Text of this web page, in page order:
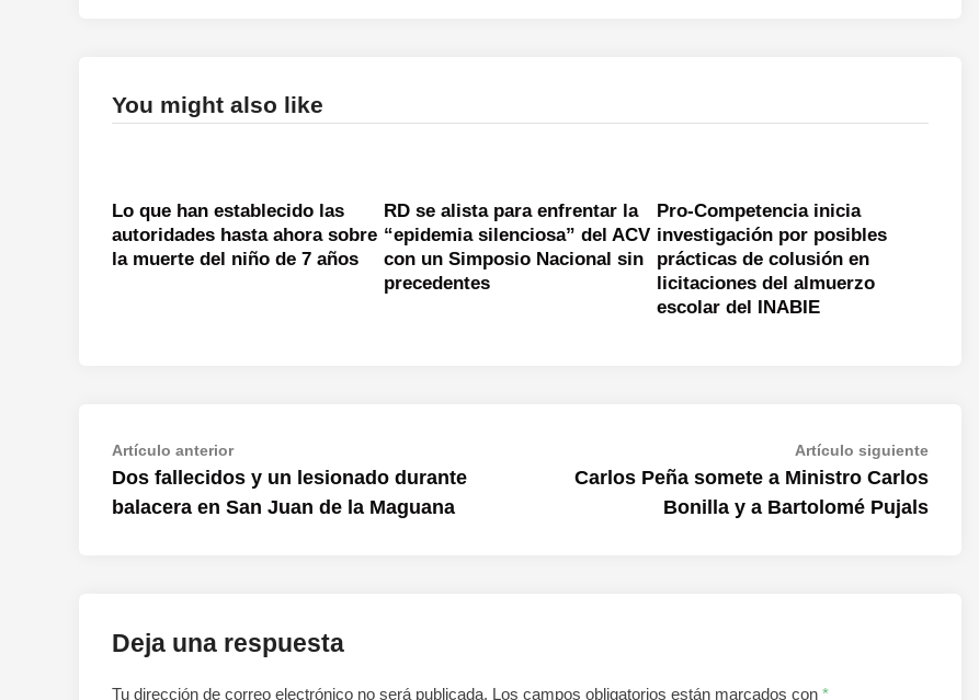
You might also like
Lo que han establecido las
autoridades hasta ahora sobre
la muerte del niño de 7 años
RD se alista para enfrentar la
“epidemia silenciosa” del ACV
con un Simposio Nacional sin
precedentes
Pro-Competencia inicia
investigación por posibles
prácticas de colusión en
licitaciones del almuerzo
escolar del INABIE
Navegación
de
entradas
Artículo anteriorArtículo
anterior:
Dos fallecidos y un lesionado durante
balacera en San Juan de la Maguana
Artículo siguienteArtículo
Carlos Peña somete a Ministro Carlos
Bonilla y a Bartolomé Pujals
Deja una respuesta
Tu dirección de correo electrónico no será publicada. Los campos obligatorios están marcados con *